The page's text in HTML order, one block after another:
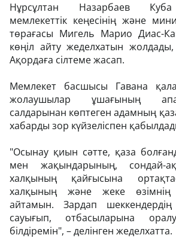
Нұрсұлтан Назарбаев Куба
мемлекеттік кеңесінің және
төрағасы Мигель Марио Диас-
көңіл айту жеделхатын
Ақордаға сілтеме жасап.
Мемлекет басшысы Гавана
жолаушылар ұшағының
салдарынан көптеген адамның
хабарды зор күйзеліспен
"Осынау қиын сәтте, қаза
мен жақындарының, сондай-
халқының қайғысына
халқының және жеке
айтамын. Зардап шеккендердің
сауығып, отбасыларына
білдіремін", – делінген жеделхатта.